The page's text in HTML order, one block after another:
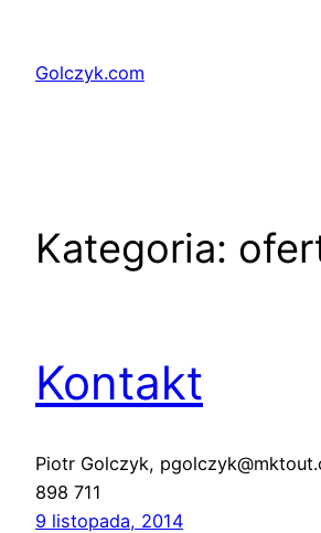
treściGolczyk.com
Kategoria:
Kontakt
Piotr Golczyk,
898 711
9 listopada, 2014